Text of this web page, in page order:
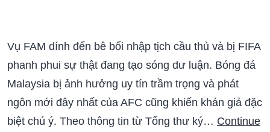
Vụ FAM dính đến bê bối nhập tịch cầu thủ và bị FIFA
phanh phui sự thật đang tạo sóng dư luận. Bóng đá
Malaysia bị ảnh hưởng uy tín trầm trọng và phát
ngôn mới đây nhất của AFC cũng khiến khán giả đặc
biệt chú ý. Theo thông tin từ Tổng thư ký… Continue